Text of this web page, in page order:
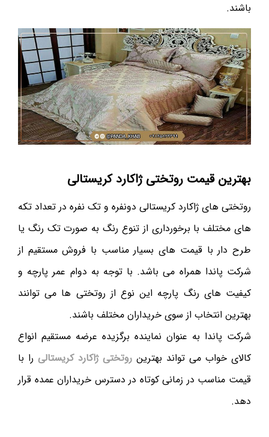
باشند.
بهترین قیمت روتختی ژاکارد کریستالی
روتختی های ژاکارد کریستالی دونفره و تک نفره در تعداد تکه
های مختلف با برخورداری از تنوع رنگ به صورت تک رنگ یا
طرح دار با قیمت های بسیار مناسب با فروش مستقیم از
شرکت پاندا همراه می باشد. با توجه به دوام عمر پارچه و
کیفیت های رنگ پارچه این نوع از روتختی ها می توانند
بهترین انتخاب از سوی خریداران مختلف باشند.
شرکت پاندا به عنوان نماینده برگزیده عرضه مستقیم انواع
کالای خواب می تواند بهترین روتختی ژاکارد کریستالی را با
قیمت مناسب در زمانی کوتاه در دسترس خریداران عمده قرار
دهد.